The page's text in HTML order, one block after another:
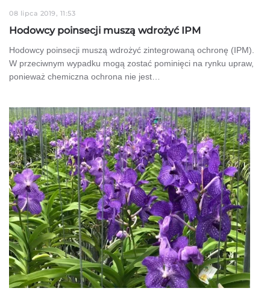
08 lipca 2019, 11:53
Hodowcy poinsecji muszą wdrożyć IPM
Hodowcy poinsecji muszą wdrożyć zintegrowaną ochronę (IPM).
W przeciwnym wypadku mogą zostać pominięci na rynku upraw,
ponieważ chemiczna ochrona nie jest…